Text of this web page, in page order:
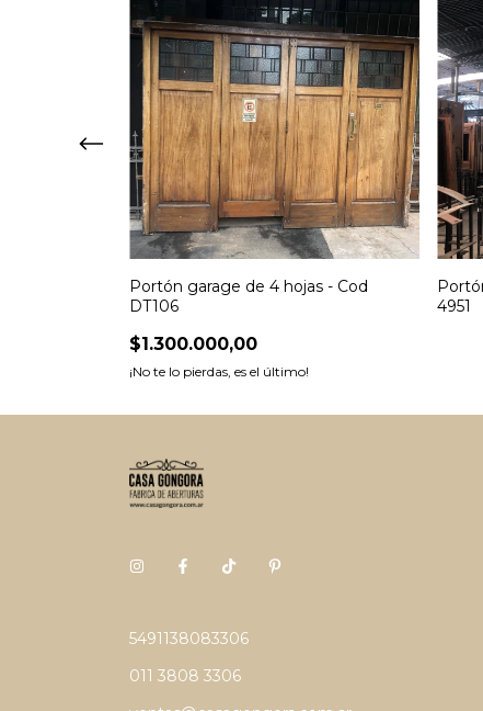
Portón garage de 4 hojas - Cod
DT106
$1.300.000,00
¡No te lo pierdas, es el último!
4951
5491138083306
011 3808 3306